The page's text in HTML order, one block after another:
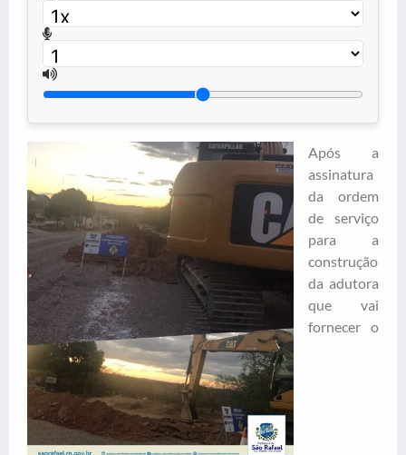
Após a
assinatura
da ordem
de serviço
para a
construção
da adutora
que vai
fornecer o